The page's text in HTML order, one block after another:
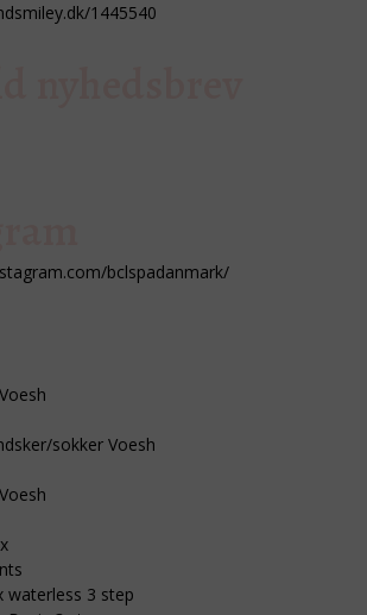
1445540
bclspadanmark/
sokker Voesh
waterless 3 step